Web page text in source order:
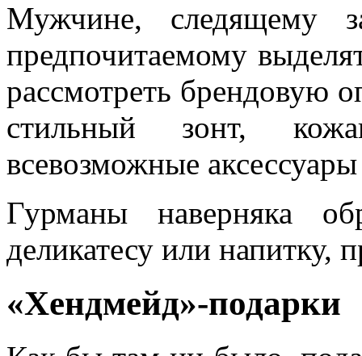
Мужчине, следящему
предпочитаемому
рассмотреть брендовую
стильный зонт,
всевозможные
Гурманы наверняка
деликатесу или напитку,
«Хендмейд»-подарки